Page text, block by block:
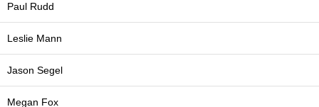
Paul Rudd
Leslie Mann
Jason Segel
Megan Fox